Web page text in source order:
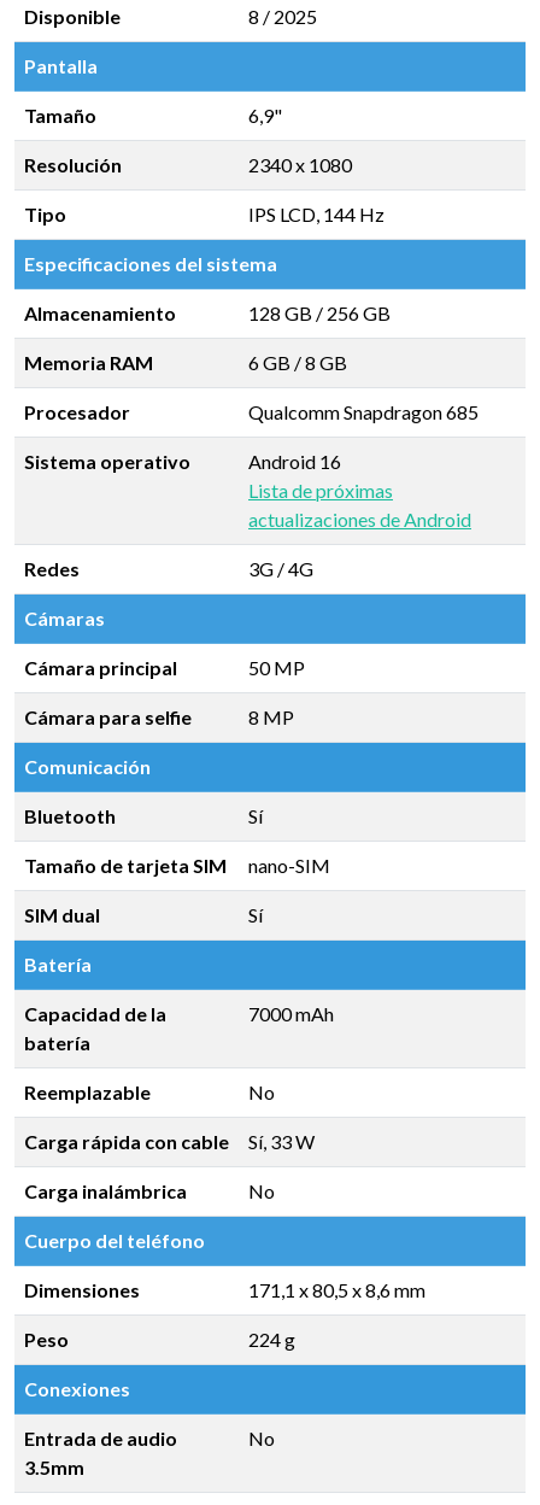
Disponible 8 / 2025
Pantalla
Tamaño 6,9"
Resolución 2340 x 1080
Tipo IPS LCD, 144 Hz
Especificaciones del sistema
Almacenamiento 128 GB / 256 GB
Memoria RAM 6 GB /8 GB
Procesador Qualcomm Snapdragon 685
Sistema operativo
Android 16
Lista de próximas
actualizaciones de Android
Redes 3G / 4G
Cámaras
Cámara principal 50 MP
Cámara para selfie 8 MP
Comunicación
Bluetooth Sí
Tamaño de tarjeta SIM nano-SIM
SIM dual Sí
Batería
Capacidad de la
batería
7000 mAh
Reemplazable No
Carga rápida con cable Sí, 33 W
Carga inalámbrica No
Cuerpo del teléfono
Dimensiones 171,1 x 80,5 x 8,6 mm
Peso 224 g
Conexiones
Entrada de audio
3.5mm
No